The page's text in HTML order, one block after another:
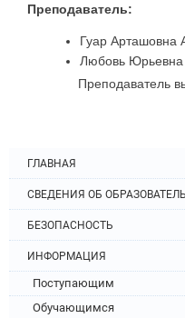
Преподаватель:
Гуар Арташовна
Любовь Юрьевна
Преподаватель
ГЛАВНАЯ
СВЕДЕНИЯ ОБ
БЕЗОПАСНОСТЬ
ИНФОРМАЦИЯ
Поступающим
Обучающимся